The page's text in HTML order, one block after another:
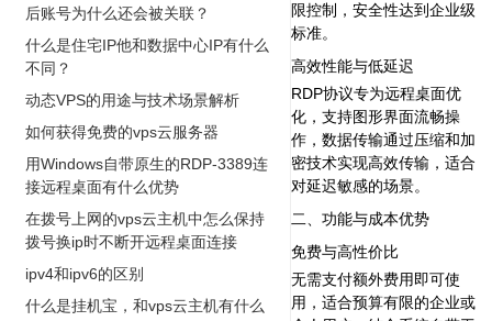
后账号为什么还会被关联？
什么是住宅IP他和数据中心IP有什么
不同？
动态VPS的用途与技术场景解析
如何获得免费的vps云服务器
用Windows自带原生的RDP-3389连
接远程桌面有什么优势
在拨号上网的vps云主机中怎么保持
拨号换ip时不断开远程桌面连接
ipv4和ipv6的区别
什么是挂机宝，和vps云主机有什么
限控制，安全性达到企业级
标准。
高效性能与低延迟‌
RDP协议专为远程桌面优
化，支持图形界面流畅操
作，数据传输通过压缩和加
密技术实现高效传输，适合
对延迟敏感的场景。
二、功能与成本优势
免费与高性价比‌
无需支付额外费用即可使
用，适合预算有限的企业或